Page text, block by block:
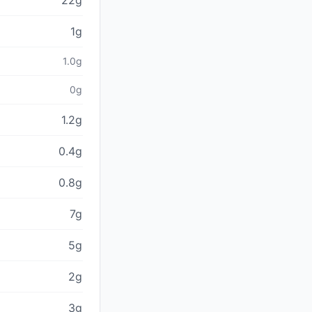
1g
1.0g
0g
1.2g
0.4g
0.8g
7g
5g
2g
3g